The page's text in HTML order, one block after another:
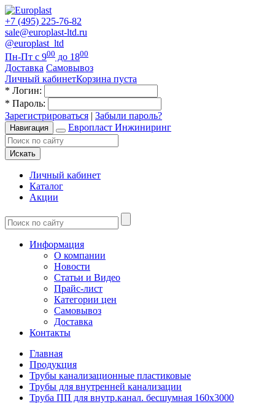
+7 (495) 225-76-82
sale@europlast-ltd.ru
@europlast_ltd
Пн-Пт с 900 до 1800
Доставка Самовывоз
Личный кабинетКорзина пуста
* Логин:
* Пароль:
Зарегистрироваться | Забыли пароль?
Навигация Европласт Инжиниринг
Искать
Личный кабинет
Каталог
Акции
Информация
О компании
Новости
Статьи и Видео
Прайс-лист
Категории цен
Самовывоз
Доставка
Контакты
Главная
Продукция
Трубы канализационные пластиковые
Трубы для внутренней канализации
Труба ПП для внутр.канал. бесшумная 160x3000